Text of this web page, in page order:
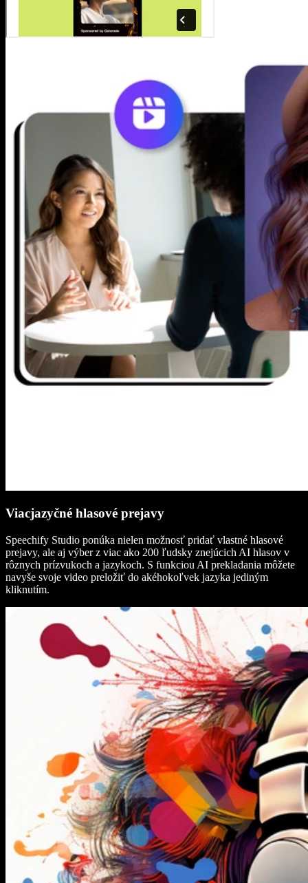
Viacjazyčné hlasové prejavy
Speechify Studio ponúka nielen možnosť pridať vlastné hlasové
prejavy, ale aj výber z viac ako 200 ľudsky znejúcich AI hlasov v
rôznych prízvukoch a jazykoch. S funkciou AI prekladania môžete
navyše svoje video preložiť do akéhokoľvek jazyka jediným
kliknutím.